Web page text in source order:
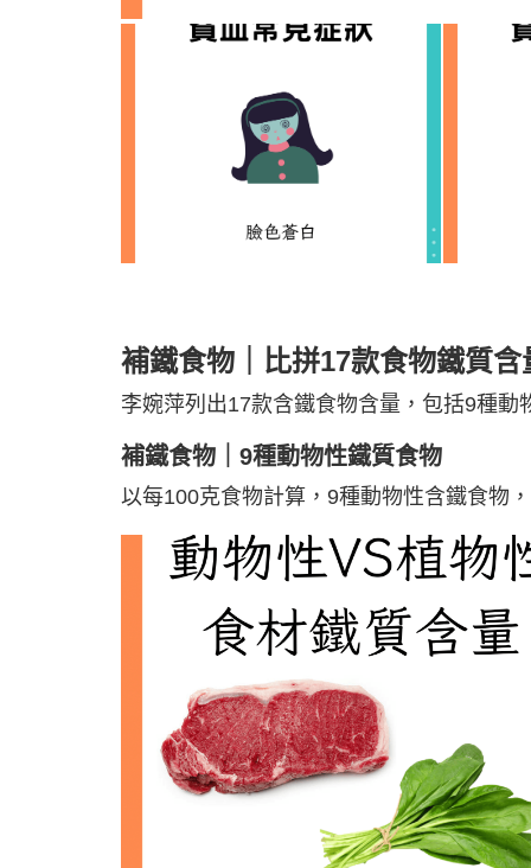
補鐵食物｜比拼17款食物鐵質
李婉萍列出17款含鐵食物含量，包括9種
補鐵食物｜9種動物性鐵質食物
以每100克食物計算，9種動物性含鐵食物